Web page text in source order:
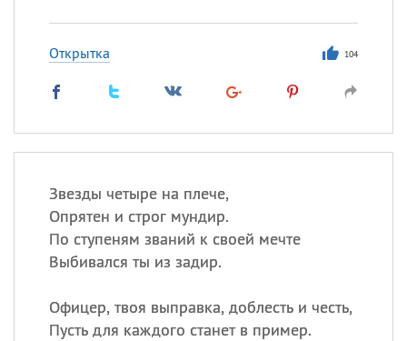
Открытка 104
Звезды четыре на плече,
Опрятен и строг мундир.
По ступеням званий к своей мечте
Выбивался ты из задир.
Офицер, твоя выправка, доблесть и честь,
Пусть для каждого станет в пример.